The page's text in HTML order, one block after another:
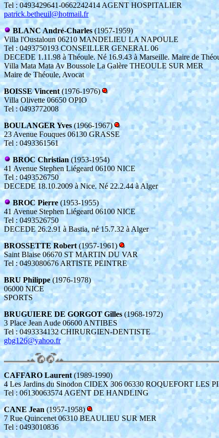
Tel : 0493429641-0662242414 AGENT HOSPITALIER
patrick.betheuil@hotmail.fr
BLANC André-Charles(1957-1959)
Villa l'Oustaloun 06210 MANDELIEU LA NAPOULE
Tel : 0493750193 CONSEILLER GENERAL 06
DECEDE 1.11.98 à Théoule. Né 16.9.43 à Marseille. Maire de
Villa Mata Mata Av Boussole La Galère THEOULE SUR MER
Maire de Théoule, Avocat
BOISSE Vincent(1976-1976)
Villa Olivette 06650 OPIO
Tel : 0493772008
BOULANGER Yves(1966-1967)
23 Avenue Fouques 06130 GRASSE
Tel : 0493361561
BROC Christian (1953-1954)
41 Avenue Stephen Liégeard 06100 NICE
Tel : 0493526750
DECEDE 18.10.2009 à Nice. Né 22.2.44 à Alger
BROC Pierre(1953-1955)
41 Avenue Stephen Liégeard 06100 NICE
Tel : 0493526750
DECEDE 26.2.91 à Bastia, né 15.7.32 à Alger
BROSSETTE Robert (1957-1961)
Saint Blaise 06670 ST MARTIN DU VAR
Tel : 0493080676 ARTISTE PEINTRE
BRU Philippe (1976-1978)
06000 NICE
SPORTS
BRUGUIERE DE GORGOT Gilles (1968-1972)
3 Place Jean Aude 06600 ANTIBES
Tel : 0493334132 CHIRURGIEN-DENTISTE
gbg126@yahoo.fr
CAFFARO Laurent (1989-1990)
4 Les Jardins du Sinodon CIDEX 306 06330 ROQUEFORT LES
Tel : 06130063574 AGENT DE HANDLING
CANE Jean (1957-1958)
7 Rue Quincenet 06310 BEAULIEU SUR MER
Tel : 0493010836